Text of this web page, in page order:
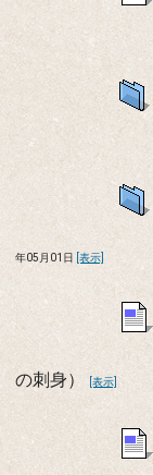
年05月01日 [表示]
の刺身） [表示]